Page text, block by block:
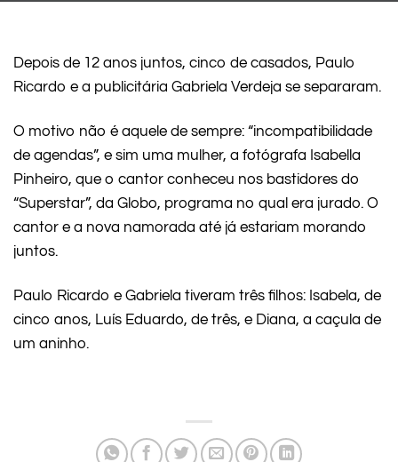
Depois de 12 anos juntos, cinco de casados, Paulo
Ricardo e a publicitária Gabriela Verdeja se separaram.
O motivo não é aquele de sempre: “incompatibilidade
de agendas”, e sim uma mulher, a fotógrafa Isabella
Pinheiro, que o cantor conheceu nos bastidores do
“Superstar”, da Globo, programa no qual era jurado. O
cantor e a nova namorada até já estariam morando
juntos.
Paulo Ricardo e Gabriela tiveram três filhos: Isabela, de
cinco anos, Luís Eduardo, de três, e Diana, a caçula de
um aninho.